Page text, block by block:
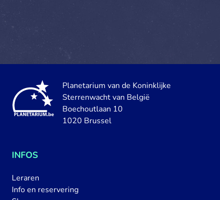
Planetarium van de Koninklijke
Sterrenwacht van België
Boechoutlaan 10
1020 Brussel
INFOS
Leraren
Info en reservering